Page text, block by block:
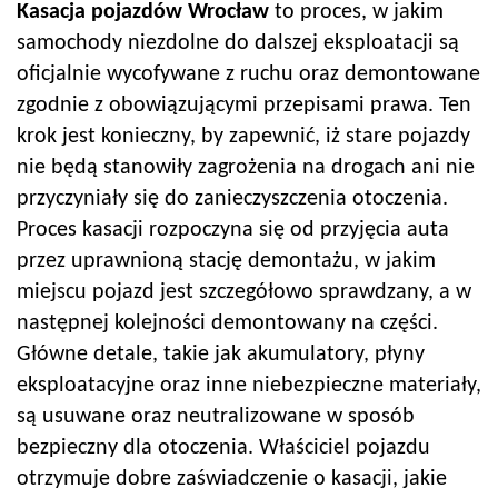
Kasacja pojazdów Wrocław to proces, w jakim
samochody niezdolne do dalszej eksploatacji są
oficjalnie wycofywane z ruchu oraz demontowane
zgodnie z obowiązującymi przepisami prawa. Ten
krok jest konieczny, by zapewnić, iż stare pojazdy
nie będą stanowiły zagrożenia na drogach ani nie
przyczyniały się do zanieczyszczenia otoczenia.
Proces kasacji rozpoczyna się od przyjęcia auta
przez uprawnioną stację demontażu, w jakim
miejscu pojazd jest szczegółowo sprawdzany, a w
następnej kolejności demontowany na części.
Główne detale, takie jak akumulatory, płyny
eksploatacyjne oraz inne niebezpieczne materiały,
są usuwane oraz neutralizowane w sposób
bezpieczny dla otoczenia. Właściciel pojazdu
otrzymuje dobre zaświadczenie o kasacji, jakie